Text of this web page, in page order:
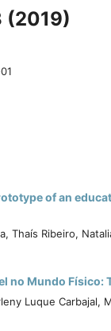
(2019)
of an
Thaís Ribeiro,
no Mundo Físico:
Luque Carbajal,